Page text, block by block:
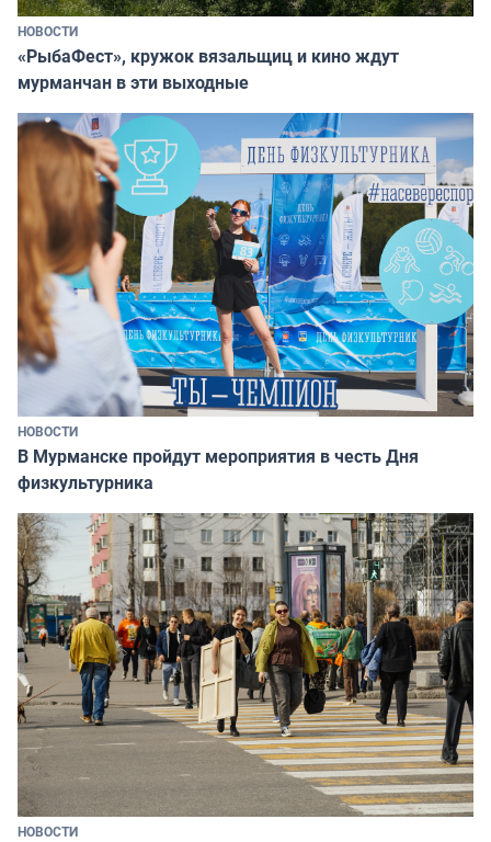
НОВОСТИ
«РыбаФест», кружок вязальщиц и кино ждут
мурманчан в эти выходные
НОВОСТИ
В Мурманске пройдут мероприятия в честь Дня
физкультурника
НОВОСТИ